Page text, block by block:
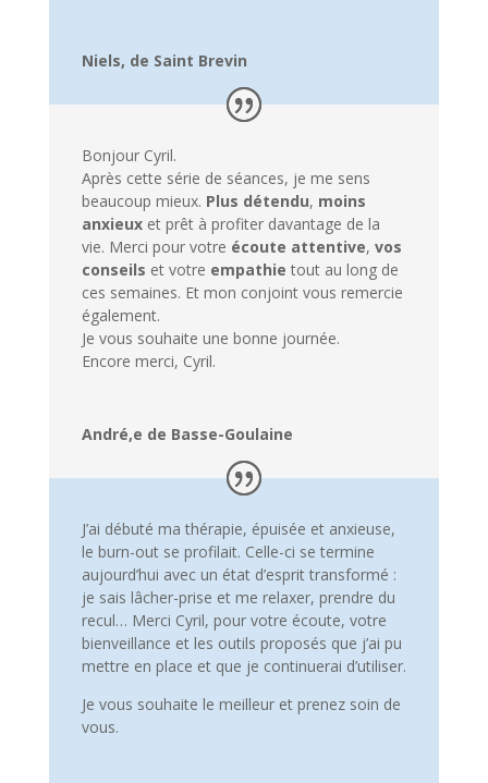
Niels, de Saint Brevin
Bonjour Cyril.
Après cette série de séances, je me sens
beaucoup mieux. Plus détendu, moins
anxieuxet prêt à profiter davantage de la
vie. Merci pour votre écoute attentive, vos
conseils et votre empathie tout au long de
ces semaines. Et mon conjoint vous remercie
également.
Je vous souhaite une bonne journée.
Encore merci, Cyril.
André,e de Basse-Goulaine
J’ai débuté ma thérapie, épuisée et anxieuse,
le burn-out se profilait. Celle-ci se termine
aujourd’hui avec un état d’esprit transformé :
je sais lâcher-prise et me relaxer, prendre du
recul… Merci Cyril, pour votre écoute, votre
bienveillance et les outils proposés que j’ai pu
mettre en place et que je continuerai d’utiliser.
Je vous souhaite le meilleur et prenez soin de
vous.